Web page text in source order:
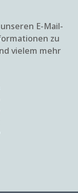
E-Mail-
zu
vielem mehr